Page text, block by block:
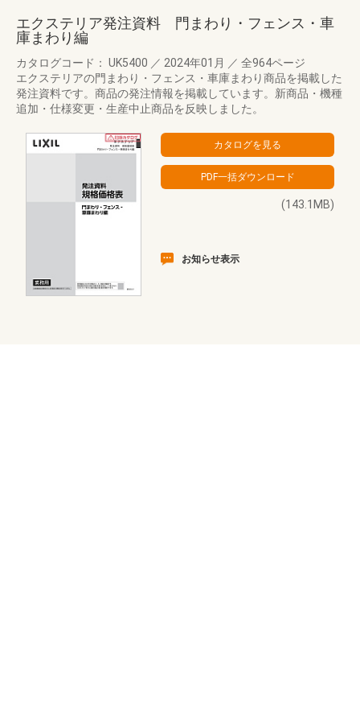
エクステリア発注資料 門まわり・フェンス・車
庫まわり編
カタログコード： UK5400 ／ 2024年01月 ／ 全964ページ
エクステリアの門まわり・フェンス・車庫まわり商品を掲載した
発注資料です。商品の発注情報を掲載しています。新商品・機種
追加・仕様変更・生産中止商品を反映しました。
(143.1MB)
お知らせ表示